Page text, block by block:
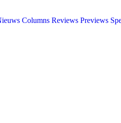
Columns Reviews Previews